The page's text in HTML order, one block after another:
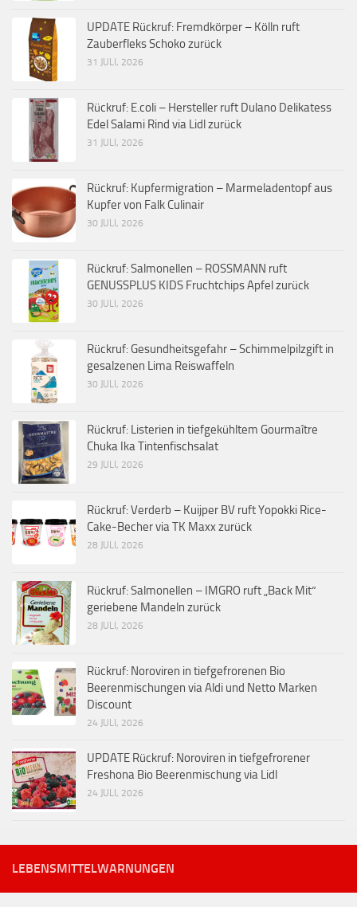
UPDATE Rückruf: Fremdkörper – Kölln ruft
Zauberfleks Schoko zurück
31 JULI, 2026
Rückruf: E.coli – Hersteller ruft Dulano Delikatess
Edel Salami Rind via Lidl zurück
31 JULI, 2026
Rückruf: Kupfermigration – Marmeladentopf aus
Kupfer von Falk Culinair
30 JULI, 2026
Rückruf: Salmonellen – ROSSMANN ruft
GENUSSPLUS KIDS Fruchtchips Apfel zurück
30 JULI, 2026
Rückruf: Gesundheitsgefahr – Schimmelpilzgift in
gesalzenen Lima Reiswaffeln
30 JULI, 2026
Rückruf: Listerien in tiefgekühltem Gourmaître
Chuka Ika Tintenfischsalat
29 JULI, 2026
Rückruf: Verderb – Kuijper BV ruft Yopokki Rice-
Cake-Becher via TK Maxx zurück
28 JULI, 2026
Rückruf: Salmonellen – IMGRO ruft „Back Mit“
geriebene Mandeln zurück
28 JULI, 2026
Rückruf: Noroviren in tiefgefrorenen Bio
Beerenmischungen via Aldi und Netto Marken
Discount
24 JULI, 2026
UPDATE Rückruf: Noroviren in tiefgefrorener
Freshona Bio Beerenmischung via Lidl
24 JULI, 2026
LEBENSMITTELWARNUNGEN